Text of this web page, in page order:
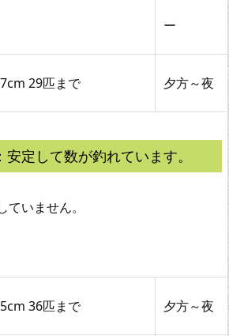
ー
29匹まで 夕方～夜
定して数が釣れています。
いません。
36匹まで 夕方～夜